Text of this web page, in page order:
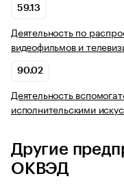
59.13
Деятельность по
видеофильмов и
90.02
Деятельность
исполнительскими
Другие
ОКВЭД